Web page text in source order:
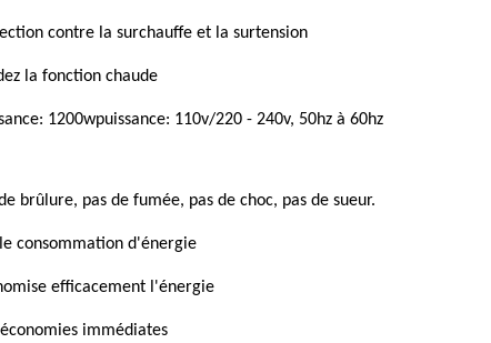
contre la surchauffe et la surtension
la fonction chaude
1200wpuissance: 110v/220 - 240v, 50hz à 60hz
brûlure, pas de fumée, pas de choc, pas de sueur.
consommation d'énergie
efficacement l'énergie
économies immédiates